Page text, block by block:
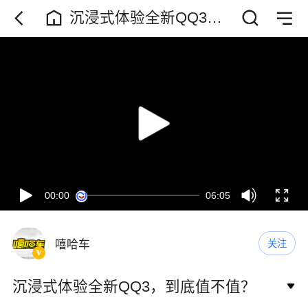
沉浸式体验全新QQ3，
到底值不值？
00:00 06:05
嘻哈车 关注
沉浸式体验全新QQ3，到底值不值？